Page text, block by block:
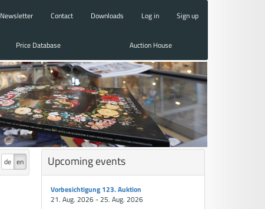
Newsletter Contact Downloads Log in Sign up
Price Database Auction House
de en Upcoming events
Vorbesichtigung 123. Auktion
21. Aug. 2026 - 25. Aug. 2026